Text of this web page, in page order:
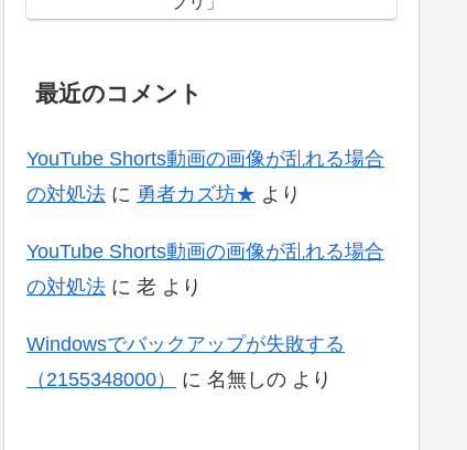
最近のコメント
YouTube Shorts動画の画像が乱れる場合
の対処法 に 勇者カズ坊★ より
YouTube Shorts動画の画像が乱れる場合
の対処法 に 老 より
Windowsでバックアップが失敗する
（2155348000）
に 名無しの より